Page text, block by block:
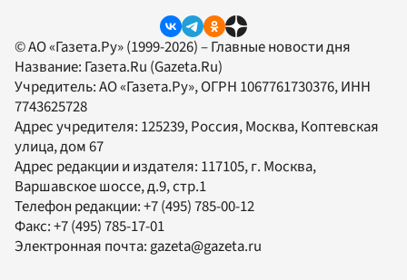
© АО «Газета.Ру» (1999-2026) – Главные новости дня
Название: Газета.Ru (Gazeta.Ru)
Учредитель:АО «Газета.Ру», ОГРН 1067761730376, ИНН
7743625728
Адрес учредителя: 125239, Россия, Москва, Коптевская
улица, дом 67
Адрес редакции и издателя: 117105, г. Москва,
Варшавское шоссе, д.9, стр.1
Телефон редакции:+7 (495) 785-00-12
Факс:+7 (495) 785-17-01
Электронная почта: gazeta@gazeta.ru